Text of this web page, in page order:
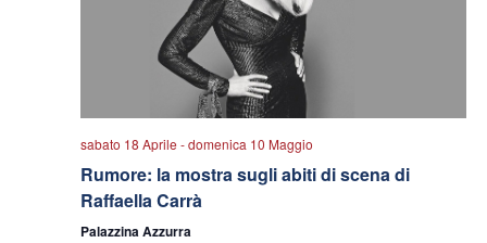
sabato 18 Aprile -domenica 10 Maggio
Rumore: la mostra sugli abiti di scena di
Raffaella Carrà
Palazzina Azzurra